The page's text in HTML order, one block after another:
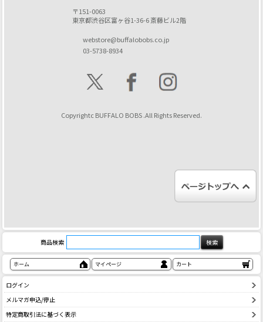
〒151-0063
東京都渋谷区富ヶ谷1-36-6 斎藤ビル2階
webstore@buffalobobs.co.jp
03-5738-8934
Copyrightc BUFFALO BOBS .All Rights Reserved.
商品検索
ホーム マイページ カート
ログイン
メルマガ申込/停止
特定商取引法に基づく表示